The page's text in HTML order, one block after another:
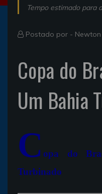
Tempo estimado para
Postado por -
Copa do
Um Bahia
C opa do
Turbinado